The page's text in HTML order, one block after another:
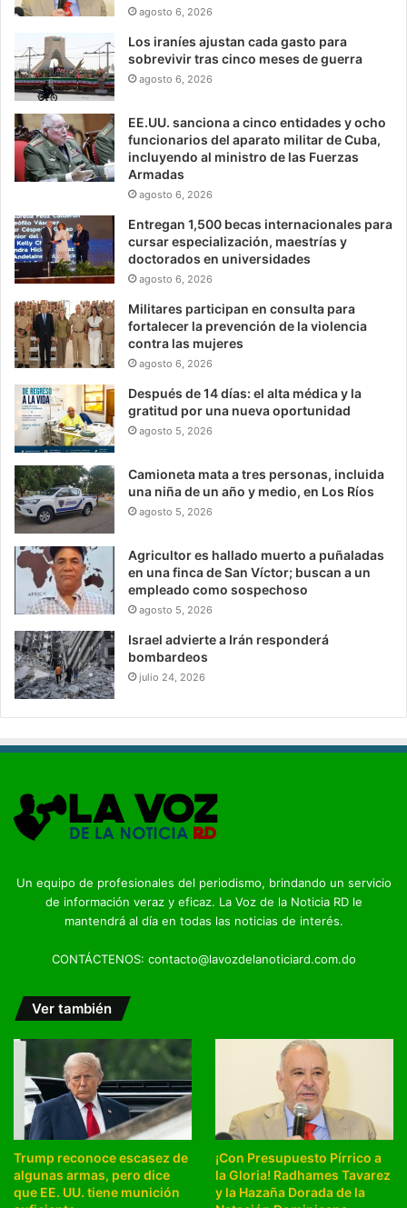
agosto 6, 2026
Los iraníes ajustan cada gasto para
sobrevivir tras cinco meses de guerra
agosto 6, 2026
EE.UU. sanciona a cinco entidades y ocho
funcionarios del aparato militar de Cuba,
incluyendo al ministro de las Fuerzas
Armadas
agosto 6, 2026
Entregan 1,500 becas internacionales para
cursar especialización, maestrías y
doctorados en universidades
agosto 6, 2026
Militares participan en consulta para
fortalecer la prevención de la violencia
contra las mujeres
agosto 6, 2026
Después de 14 días: el alta médica y la
gratitud por una nueva oportunidad
agosto 5, 2026
Camioneta mata a tres personas, incluida
una niña de un año y medio, en Los Ríos
agosto 5, 2026
Agricultor es hallado muerto a puñaladas
en una finca de San Víctor; buscan a un
empleado como sospechoso
agosto 5, 2026
Israel advierte a Irán responderá
bombardeos
julio 24, 2026
Un equipo de profesionales del periodismo, brindando un servicio
de información veraz y eficaz. La Voz de la Noticia RD le
mantendrá al día en todas las noticias de interés.
CONTÁCTENOS: contacto@lavozdelanoticiard.com.do
Ver también
Trump reconoce escasez de
algunas armas, pero dice
que EE. UU. tiene munición
¡Con Presupuesto Pírrico a
la Gloria! Radhames Tavarez
y la Hazaña Dorada de la